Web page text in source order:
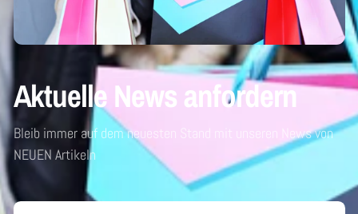
Aktuelle News anfordern
Bleib immer auf dem neuesten Stand mit unseren News von
NEUEN Artikeln